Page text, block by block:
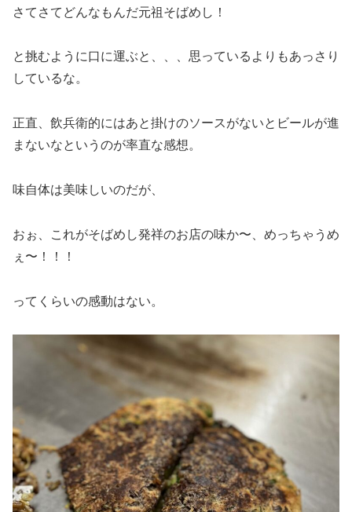
さてさてどんなもんだ元祖そばめし！
と挑むように口に運ぶと、、、思っているよりもあっさり
しているな。
正直、飲兵衛的にはあと掛けのソースがないとビールが進
まないなというのが率直な感想。
味自体は美味しいのだが、
おぉ、これがそばめし発祥のお店の味か〜、めっちゃうめ
ぇ〜！！！
ってくらいの感動はない。